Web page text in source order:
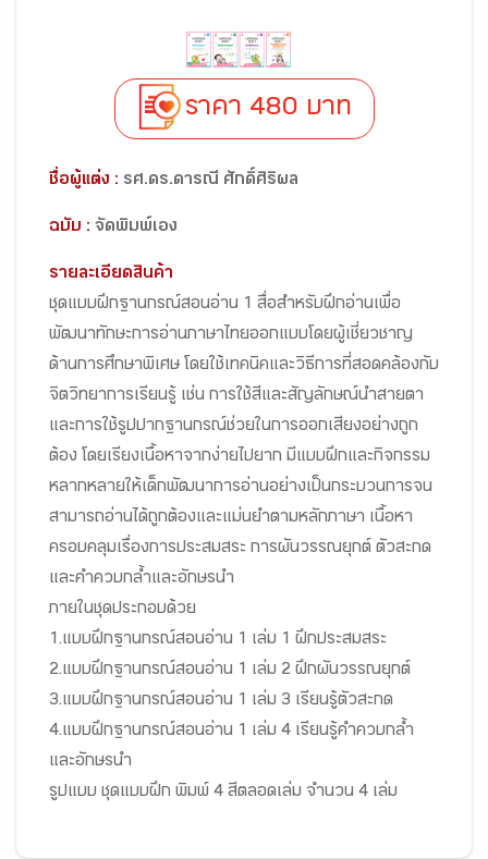
ราคา 480 บาท
ชื่อผู้แต่ง : รศ.ดร.ดารณี ศักดิ์ศิริผล
ฉบับ : จัดพิมพ์เอง
รายละเอียดสินค้า
ชุดแบบฝึกฐานกรณ์สอนอ่าน 1 สื่อสำหรับฝึกอ่านเพื่อ
พัฒนาทักษะการอ่านภาษาไทยออกแบบโดยผู้เชี่ยวชาญ
ด้านการศึกษาพิเศษ โดยใช้เทคนิคและวิธีการที่สอดคล้องกับ
จิตวิทยาการเรียนรู้ เช่น การใช้สีและสัญลักษณ์นำสายตา
และการใช้รูปปากฐานกรณ์ช่วยในการออกเสียงอย่างถูก
ต้อง โดยเรียงเนื้อหาจากง่ายไปยาก มีแบบฝึกและกิจกรรม
หลากหลายให้เด็กพัฒนาการอ่านอย่างเป็นกระบวนการจน
สามารถอ่านได้ถูกต้องและแม่นยำตามหลักภาษา เนื้อหา
ครอบคลุมเรื่องการประสมสระ การผันวรรณยุกต์ ตัวสะกด
และคำควบกล้ำและอักษรนำ
ภายในชุดประกอบด้วย
1.แบบฝึกฐานกรณ์สอนอ่าน 1 เล่ม 1 ฝึกประสมสระ
2.แบบฝึกฐานกรณ์สอนอ่าน 1 เล่ม 2 ฝึกผันวรรณยุกต์
3.แบบฝึกฐานกรณ์สอนอ่าน 1 เล่ม 3 เรียนรู้ตัวสะกด
4.แบบฝึกฐานกรณ์สอนอ่าน 1 เล่ม 4 เรียนรู้คำควบกล้ำ
และอักษรนำ
รูปแบบ ชุดแบบฝึก พิมพ์ 4 สีตลอดเล่ม จำนวน 4 เล่ม